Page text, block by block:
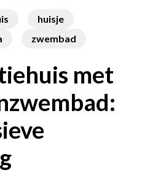
huisje
zwembad
met